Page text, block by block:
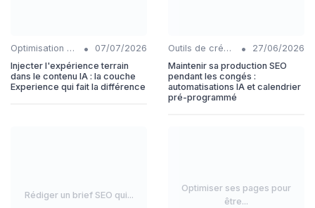
Optimisation du contenu généré par IA •
07/07/2026
Injecter l'expérience terrain
dans le contenu IA : la couche
Experience qui fait la différence
Outils de création de contenu automatisés •
27/06/2026
Maintenir sa production SEO
pendant les congés :
automatisations IA et calendrier
pré-programmé
Rédiger un brief SEO qui...
Optimiser ses pages pour
être...